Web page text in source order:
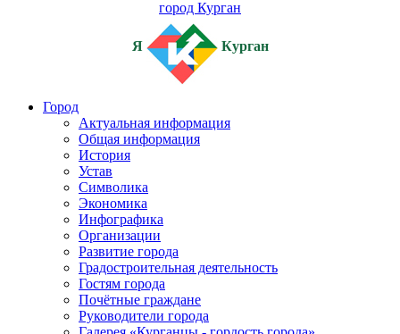
город Курган
Я Курган
Город
Актуальная информация
Общая информация
История
Устав
Символика
Экономика
Инфографика
Организации
Развитие города
Градостроительная деятельность
Гостям города
Почётные граждане
Руководители города